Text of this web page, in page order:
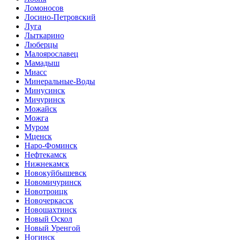
Ломоносов
Лосино-Петровский
Луга
Лыткарино
Люберцы
Малоярославец
Мамадыш
Миасс
Минеральные-Воды
Минусинск
Мичуринск
Можайск
Можга
Муром
Мценск
Наро-Фоминск
Нефтекамск
Нижнекамск
Новокуйбышевск
Новомичуринск
Новотроицк
Новочеркасск
Новошахтинск
Новый Оскол
Новый Уренгой
Ногинск